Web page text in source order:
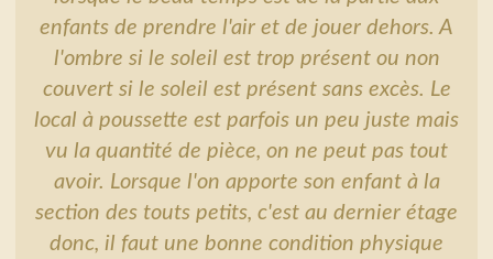
enfants de prendre l'air et de jouer dehors. A
l'ombre si le soleil est trop présent ou non
couvert si le soleil est présent sans excès. Le
local à poussette est parfois un peu juste mais
vu la quantité de pièce, on ne peut pas tout
avoir. Lorsque l'on apporte son enfant à la
section des touts petits, c'est au dernier étage
donc, il faut une bonne condition physique